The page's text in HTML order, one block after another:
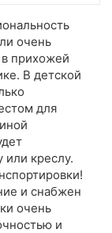
очень
прихожей
В детской
для
креслу.
и снабжен
очень
и